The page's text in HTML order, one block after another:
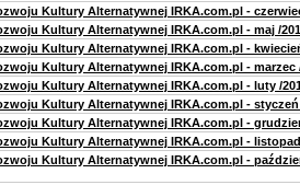
Kultury Alternatywnej IRKA.com.pl -
Kultury Alternatywnej IRKA.com.pl - maj /
Kultury Alternatywnej IRKA.com.pl -
Kultury Alternatywnej IRKA.com.pl - marzec
Kultury Alternatywnej IRKA.com.pl - luty /
Kultury Alternatywnej IRKA.com.pl - styczeń
Kultury Alternatywnej IRKA.com.pl -
Kultury Alternatywnej IRKA.com.pl - listopad
Kultury Alternatywnej IRKA.com.pl -